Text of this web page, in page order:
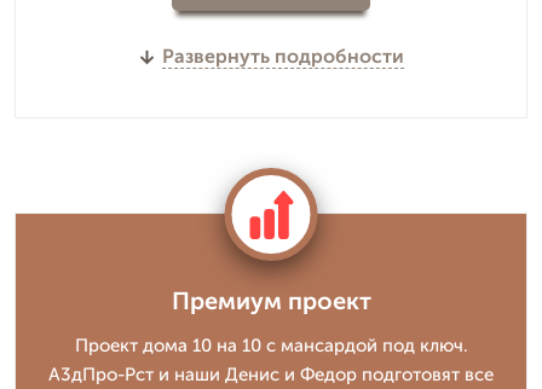
Развернуть подробности
Премиум проект
Проект дома 10 на 10 с мансардой под ключ.
А3дПро-Рст и наши Денис и Федор подготовят все